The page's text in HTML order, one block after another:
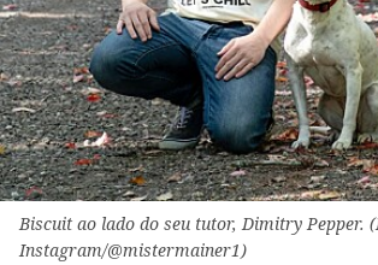
Biscuit ao lado do seu tutor, Dimitry Pepper.
Instagram/@mistermainer1)